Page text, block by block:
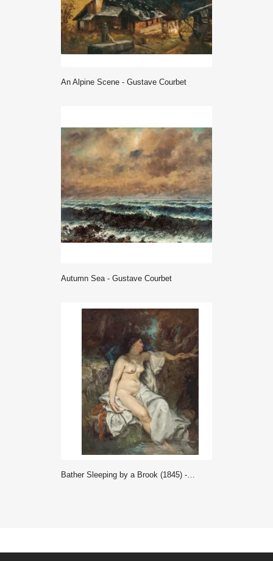
An Alpine Scene - Gustave Courbet
Autumn Sea - Gustave Courbet
Bather Sleeping by a Brook (1845) - Gustave Courbet